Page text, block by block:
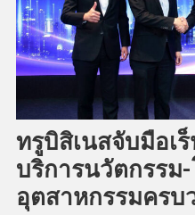
ทรูบิสิเนสจับมือเ
บริการนวัตกรรม
อุตสาหกรรมครบ